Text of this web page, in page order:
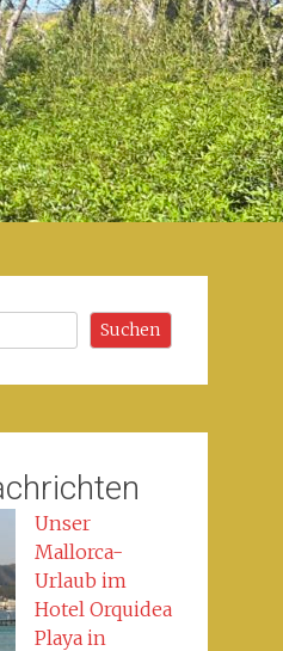
Suchen
Unser
Mallorca-
Urlaub im
Hotel Orquidea
Playa in